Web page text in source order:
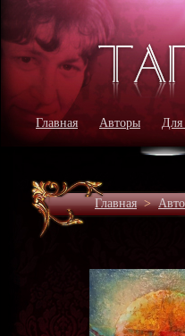
Главная Авторы Для
Главная>